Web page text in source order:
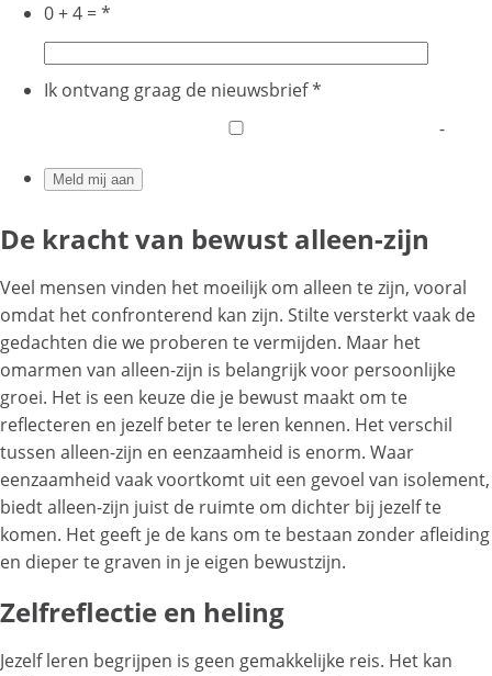
0 + 4 =*
Ik ontvang graag de nieuwsbrief*
-
De kracht van bewust alleen-zijn
Veel mensen vinden het moeilijk om alleen te zijn, vooral
omdat het confronterend kan zijn. Stilte versterkt vaak de
gedachten die we proberen te vermijden. Maar het
omarmen van alleen-zijn is belangrijk voor persoonlijke
groei. Het is een keuze die je bewust maakt om te
reflecteren en jezelf beter te leren kennen. Het verschil
tussen alleen-zijn en eenzaamheid is enorm. Waar
eenzaamheid vaak voortkomt uit een gevoel van isolement,
biedt alleen-zijn juist de ruimte om dichter bij jezelf te
komen. Het geeft je de kans om te bestaan zonder afleiding
en dieper te graven in je eigen bewustzijn.
Zelfreflectie en heling
Jezelf leren begrijpen is geen gemakkelijke reis. Het kan